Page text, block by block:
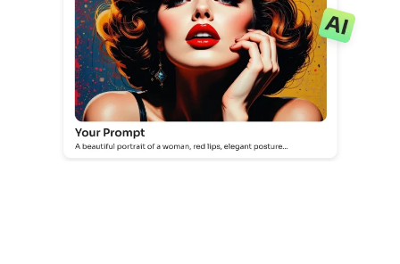
Sora 2.0 Kling 2.6 Pro Kling 2.1 Master Hailuo 2.3
Wan 2.5
背景リムーバー
AIの背景
写真の復元